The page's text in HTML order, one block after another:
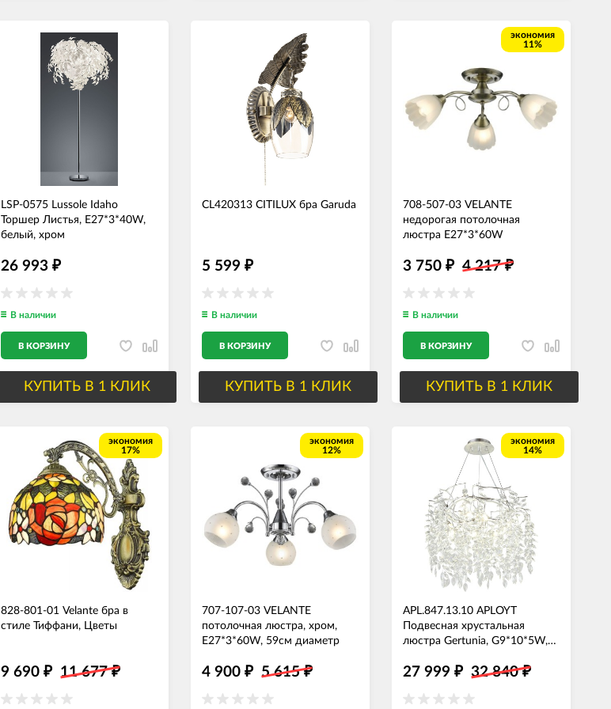
LSP-0575 Lussole Idaho
Торшер Листья, E27*3*40W,
белый, хром
26 993 ₽
В наличии
В КОРЗИНУ
КУПИТЬ В 1 КЛИК
CL420313 CITILUX бра Garuda
5 599 ₽
В наличии
В КОРЗИНУ
КУПИТЬ В 1 КЛИК
экономия
11%
708-507-03 VELANTE
недорогая потолочная
люстра E27*3*60W
3 750 ₽ 4 217₽
В наличии
В КОРЗИНУ
КУПИТЬ В 1 КЛИК
экономия
17%
828-801-01 Velante бра в
стиле Тиффани, Цветы
9 690 ₽ 11 677₽
экономия
12%
707-107-03 VELANTE
потолочная люстра, хром,
E27*3*60W, 59см диаметр
4 900 ₽ 5 615₽
экономия
14%
APL.847.13.10 APLOYT
Подвесная хрустальная
люстра Gertunia, G9*10*5W,
27 999 ₽ 32 840₽